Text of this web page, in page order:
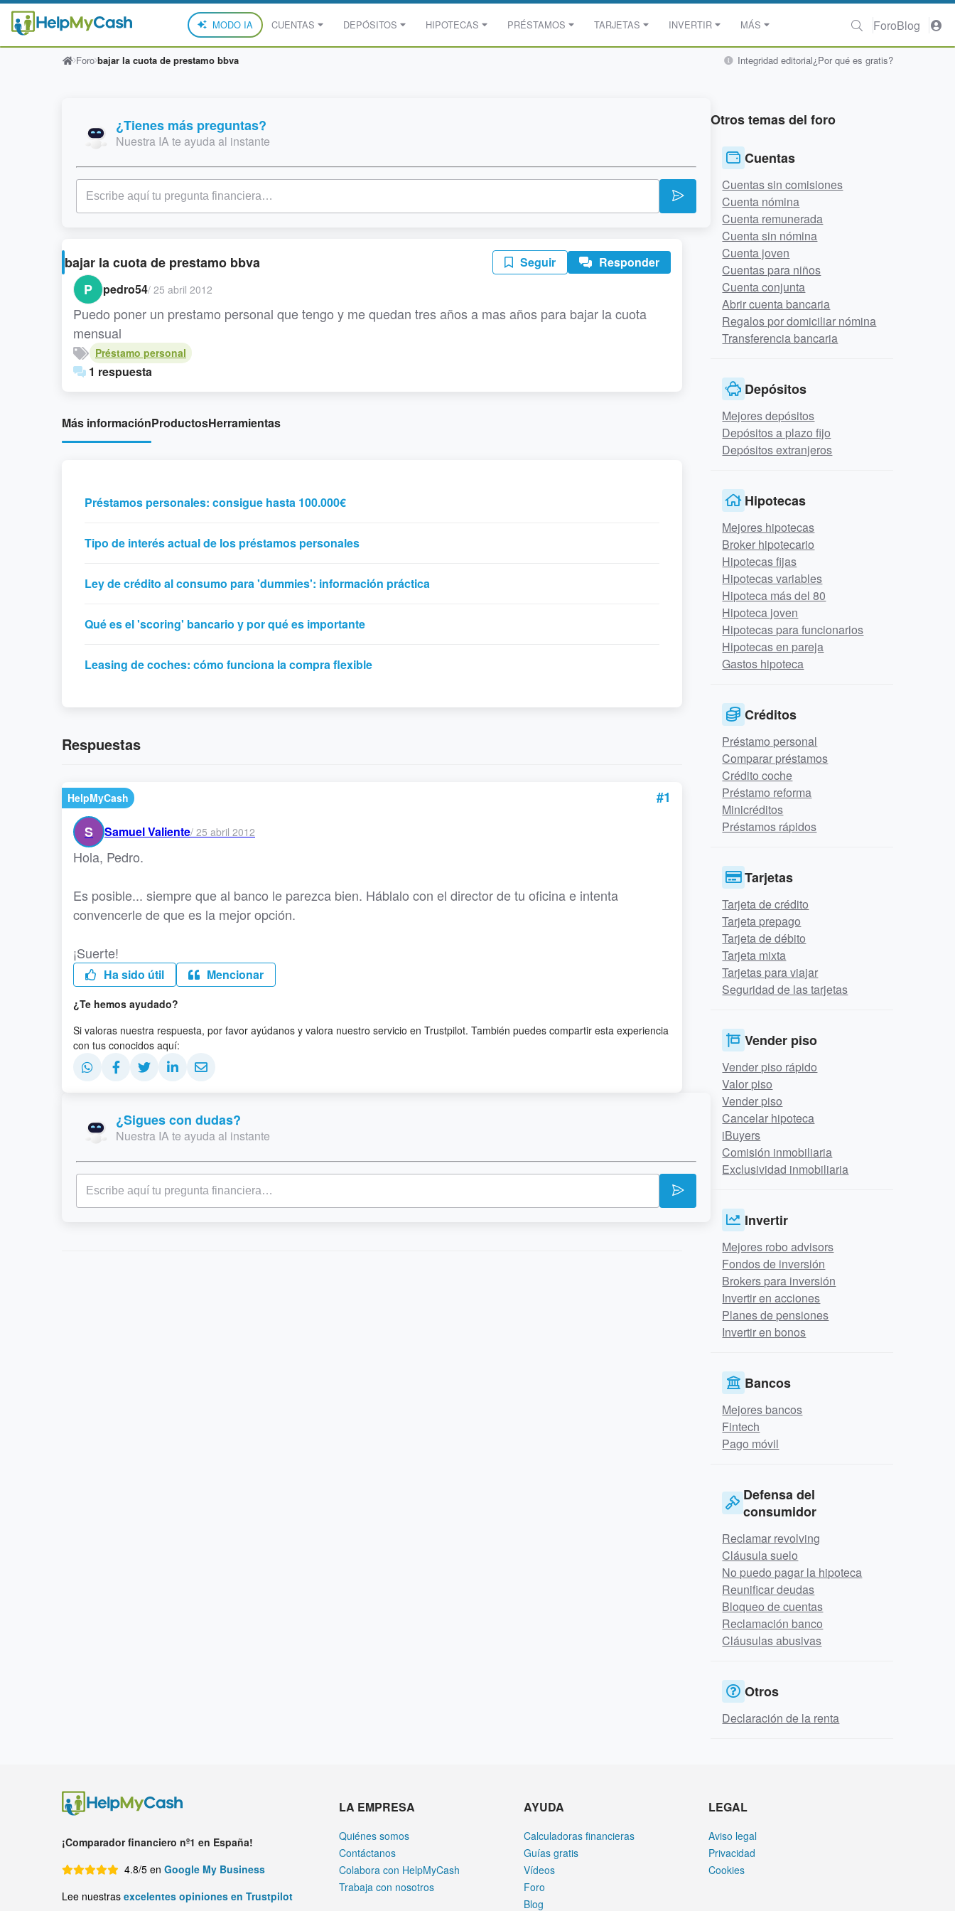
MODO IA CUENTAS DEPÓSITOS HIPOTECAS PRÉSTAMOS TARJETAS INVERTIR MÁS ForoBlog
Integridad editorial¿Por qué es gratis?
Foro bajar la cuota de prestamo bbva
¿Tienes más preguntas?
Nuestra IA te ayuda al instante
bajar la cuota de prestamo bbva Seguir Responder
P pedro54/ 25 abril 2012
Puedo poner un prestamo personal que tengo y me quedan tres años a mas años para bajar la cuota
mensual
Préstamo personal
1 respuesta
Más informaciónProductosHerramientas
Préstamos personales: consigue hasta 100.000€
Tipo de interés actual de los préstamos personales
Ley de crédito al consumo para 'dummies': información práctica
Qué es el 'scoring' bancario y por qué es importante
Leasing de coches: cómo funciona la compra flexible
Respuestas
HelpMyCash
#1
S
Samuel Valiente/ 25 abril 2012
Hola, Pedro.
Es posible... siempre que al banco le parezca bien. Háblalo con el director de tu oficina e intenta
convencerle de que es la mejor opción.
¡Suerte!
Ha sido útil Mencionar
¿Te hemos ayudado?
Si valoras nuestra respuesta, por favor ayúdanos y valora nuestro servicio en Trustpilot. También puedes compartir esta experiencia
con tus conocidos aquí:
¿Sigues con dudas?
Nuestra IA te ayuda al instante
Otros temas del foro
Cuentas
Cuentas sin comisiones
Cuenta nómina
Cuenta remunerada
Cuenta sin nómina
Cuenta joven
Cuentas para niños
Cuenta conjunta
Abrir cuenta bancaria
Regalos por domiciliar nómina
Transferencia bancaria
Depósitos
Mejores depósitos
Depósitos a plazo fijo
Depósitos extranjeros
Hipotecas
Mejores hipotecas
Broker hipotecario
Hipotecas fijas
Hipotecas variables
Hipoteca más del 80
Hipoteca joven
Hipotecas para funcionarios
Hipotecas en pareja
Gastos hipoteca
Créditos
Préstamo personal
Comparar préstamos
Crédito coche
Préstamo reforma
Minicréditos
Préstamos rápidos
Tarjetas
Tarjeta de crédito
Tarjeta prepago
Tarjeta de débito
Tarjeta mixta
Tarjetas para viajar
Seguridad de las tarjetas
Vender piso
Vender piso rápido
Valor piso
Vender piso
Cancelar hipoteca
iBuyers
Comisión inmobiliaria
Exclusividad inmobiliaria
Invertir
Mejores robo advisors
Fondos de inversión
Brokers para inversión
Invertir en acciones
Planes de pensiones
Invertir en bonos
Bancos
Mejores bancos
Fintech
Pago móvil
Defensa del
consumidor
Reclamar revolving
Cláusula suelo
No puedo pagar la hipoteca
Reunificar deudas
Bloqueo de cuentas
Reclamación banco
Cláusulas abusivas
Otros
Declaración de la renta
¡Comparador financiero nº1 en España!
4.8/5 en Google My Business
Lee nuestras excelentes opiniones en Trustpilot
LA EMPRESA
Quiénes somos
Contáctanos
Colabora con HelpMyCash
Trabaja con nosotros
AYUDA
Calculadoras financieras
Guías gratis
Vídeos
Foro
Blog
LEGAL
Aviso legal
Privacidad
Cookies